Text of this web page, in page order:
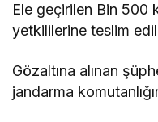
Ele geçirilen Bin 500
yetkililerine teslim
Gözaltına alınan
jandarma